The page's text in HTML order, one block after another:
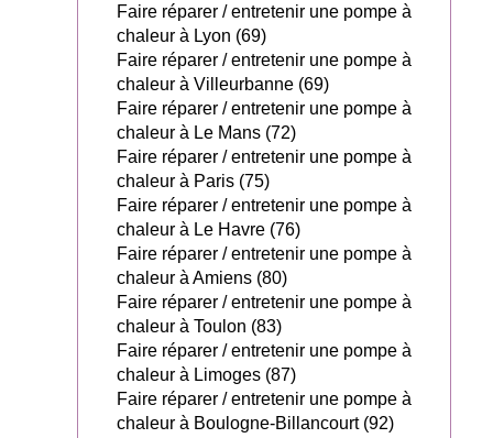
Faire réparer / entretenir une pompe à
chaleur à Lyon (69)
Faire réparer / entretenir une pompe à
chaleur à Villeurbanne (69)
Faire réparer / entretenir une pompe à
chaleur à Le Mans (72)
Faire réparer / entretenir une pompe à
chaleur à Paris (75)
Faire réparer / entretenir une pompe à
chaleur à Le Havre (76)
Faire réparer / entretenir une pompe à
chaleur à Amiens (80)
Faire réparer / entretenir une pompe à
chaleur à Toulon (83)
Faire réparer / entretenir une pompe à
chaleur à Limoges (87)
Faire réparer / entretenir une pompe à
chaleur à Boulogne-Billancourt (92)